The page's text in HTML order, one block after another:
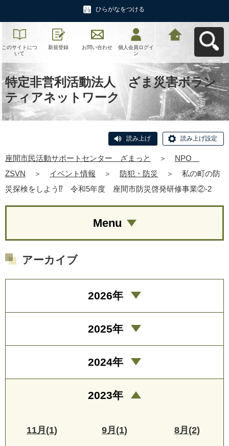
ひらがなをつける
このサイトにつ
いて
新規登録 お問い合わせ
個人会員ログイ
ン
座間市民活動サ
戻る
特定非営利活動法人 ざま災害ボラン
ティアネットワーク
読み上げ 読み上げ設定
座間市民活動サポートセンター ざまっと ＞
NPO
ZSVN
＞ イベント情報 ＞ 防犯・防災 ＞
私の町の防
災探検をしよう⁉ 令和5年度 座間市防災啓発研修事業②-2
Menu
アーカイブ
2026年
2025年
2024年
2023年
11月(1) 9月(1) 8月(2)